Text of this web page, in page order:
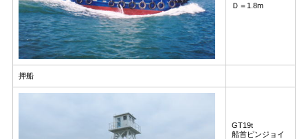
Ｄ＝1.8m
押船
GT19t
船首ピンジョイ